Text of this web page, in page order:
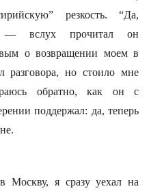
резкость. “Да,
— вслух прочитал он
о возвращении моем в
разговора, но стоило мне
обратно, как он с
поддержал: да, теперь
Москву, я сразу уехал на